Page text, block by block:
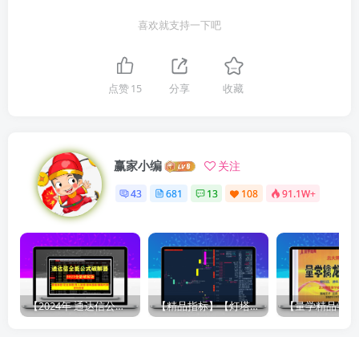
喜欢就支持一下吧
点赞15 分享 收藏
赢家小编 关注
43 681 13 108 91.1W+
【2024年 通达信公式解密器全能版】通达信指标公式密码解密器，全能版（无需卡密，不限电脑）原创独家 【精品指标】【灯塔竞价 七宝妙树 资金1号 龙年1号池】四合一完整版（众筹系列）